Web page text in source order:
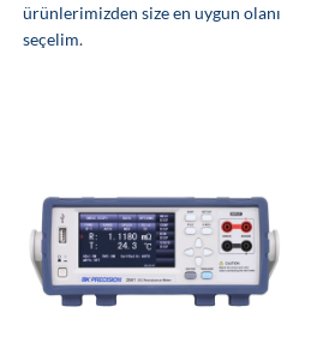
ürünlerimizden size en uygun olanı
seçelim.